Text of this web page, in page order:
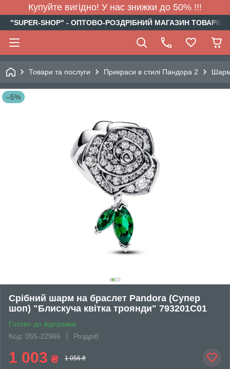
Купуйте вигідно! У нас знижки до 50% !!!
"SUPER-SHOP" - ОПТОВО-РОЗДРІБНИЙ МАГАЗИН
Товари та послуги Прикраси в стилі Пандора 2
–5%
Срібний шарм на браслет Pandora (Супер
шоп) "Блискуча квітка троянди" 793201C01
Готово до відправки
Код: 055-22966
Роздріб
1 003 ₴ 1 056 ₴